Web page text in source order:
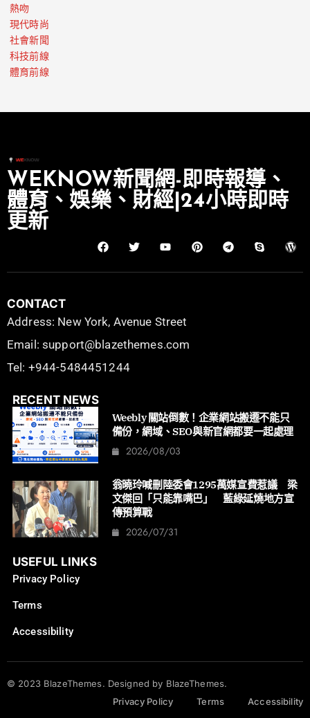
熱吻
現代時尚
社會新聞
科技前線
體育前線
WEKNOW新聞網-即時報導、
體育、娛樂、財經|24小時即時
更新
CONTACT
Address: New York, Avenue Street
Email: support@blazethemes.com
Tel: +944-5484451244
RECENT NEWS
Weebly 關站倒數！企業網站搬遷不能只
備份，網域、SEO與新官網都要一起處理
2026/08/03
翁曉玲喊刪陸委會1295萬媒宣費惹議 梁
文傑回「只能靠嘴巴」 藍綠延燒地方宣
傳預算戰
2026/07/31
USEFUL LINKS
Privacy Policy
Terms
Accessibility
© 2023 BlazeThemes. Designed by BlazeThemes.
Privacy Policy
Terms Accessibility